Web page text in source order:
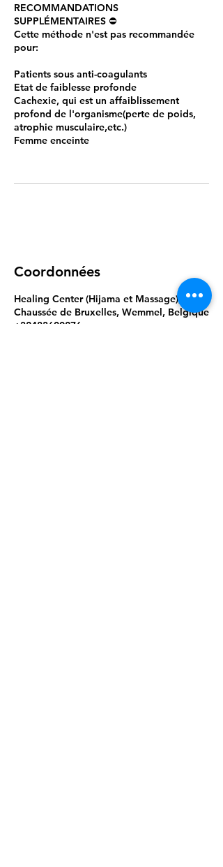
RECOMMANDATIONS
SUPPLÉMENTAIRES ⛔️
Cette méthode n'est pas recommandée
pour:
Patients sous anti-coagulants
Etat de faiblesse profonde
Cachexie, qui est un affaiblissement
profond de l'organisme(perte de poids,
atrophie musculaire,etc.)
Femme enceinte
Coordonnées
Healing Center (Hijama et Massage),
Chaussée de Bruxelles, Wemmel, Belgique
+32483600276